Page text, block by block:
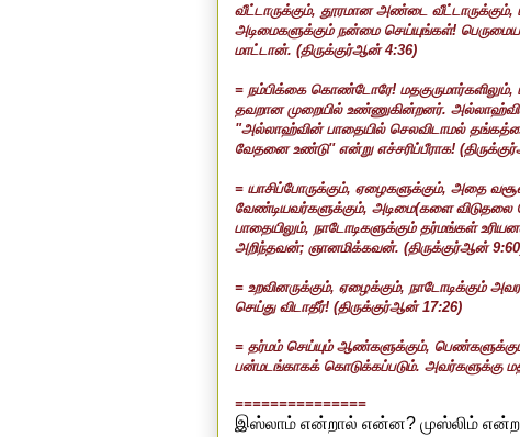
வீட்டாருக்கும், தூரமான அண்டை வீட்டாருக்கும்,
அடிமைகளுக்கும் நன்மை செய்யுங்கள்!
மாட்டான். (திருக்குர்ஆன்4:36)
= நம்பிக்கை கொண்டோரே! மதகுருமார்களிலும்,
தவறான முறையில் உண்ணுகின்றனர்.
"அல்லாஹ்வின் பாதையில் செலவிடாமல்
வேதனை உண்டு'' என்று எச்சரிப்பீராக! (
= யாசிப்போருக்கும், ஏழைகளுக்கும், அதை
வேண்டியவர்களுக்கும், அடிமை(களை விடுதலை
பாதையிலும், நாடோடிகளுக்கும் தர்மங்கள்
அறிந்தவன்; ஞானமிக்கவன். (திருக்குர்ஆன்9:60
= உறவினருக்கும், ஏழைக்கும், நாடோடிக்கும்
செய்து விடாதீர்! (திருக்குர்ஆன்17:26)
= தர்மம் செய்யும் ஆண்களுக்கும்,
பன்மடங்காகக் கொடுக்கப்படும். அவர்களுக்கு
===============
இஸ்லாம் என்றால் என்ன? முஸ்லிம்